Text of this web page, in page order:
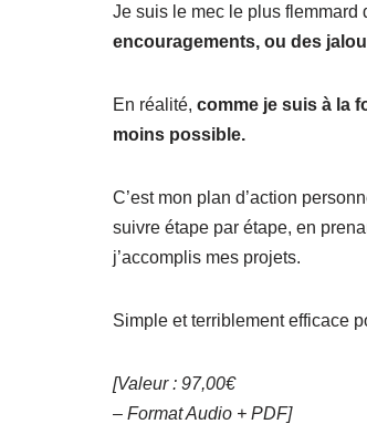
Je suis le mec le plus flemmard
encouragements, ou des
En réalité, comme je suis à la
moins possible.
C’est mon plan d’action
suivre étape par étape, en
j’accomplis mes projets.
Simple et terriblement efficace
[Valeur : 97,00€
– Format Audio + PDF]